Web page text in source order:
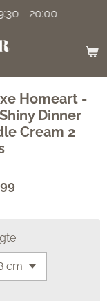
- 20:00
Homeart -
Dinner
Cream 2